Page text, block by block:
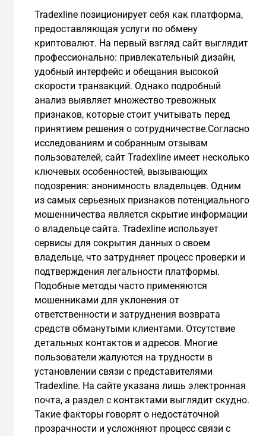
Tradexline позиционирует себя как платформа,
предоставляющая услуги по обмену
криптовалют. На первый взгляд сайт выглядит
профессионально: привлекательный дизайн,
удобный интерфейс и обещания высокой
скорости транзакций. Однако подробный
анализ выявляет множество тревожных
признаков, которые стоит учитывать перед
принятием решения о сотрудничестве.Согласно
исследованиям и собранным отзывам
пользователей, сайт Tradexline имеет несколько
ключевых особенностей, вызывающих
подозрения: анонимность владельцев. Одним
из самых серьезных признаков потенциального
мошенничества является скрытие информации
о владельце сайта. Tradexline использует
сервисы для сокрытия данных о своем
владельце, что затрудняет процесс проверки и
подтверждения легальности платформы.
Подобные методы часто применяются
мошенниками для уклонения от
ответственности и затруднения возврата
средств обманутыми клиентами. Отсутствие
детальных контактов и адресов. Многие
пользователи жалуются на трудности в
установлении связи с представителями
Tradexline. На сайте указана лишь электронная
почта, а раздел с контактами выглядит скудно.
Такие факторы говорят о недостаточной
прозрачности и усложняют процесс связи с